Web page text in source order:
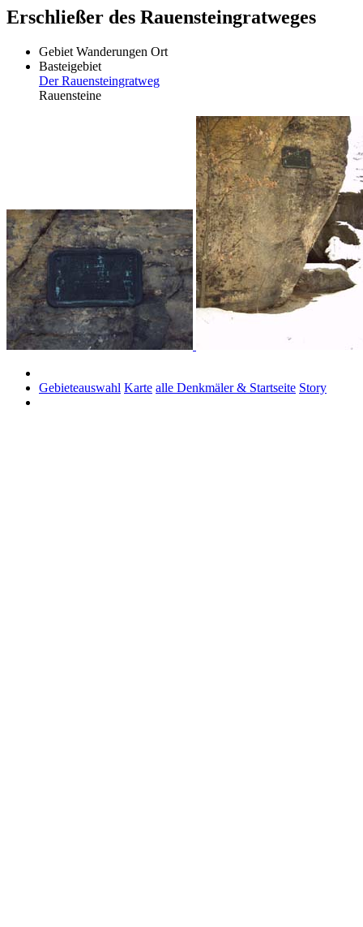
Erschließer des Rauensteingratweges
Gebiet Wanderungen Ort
Basteigebiet
Der Rauensteingratweg
Rauensteine
Gebieteauswahl Karte alle Denkmäler & Startseite Story